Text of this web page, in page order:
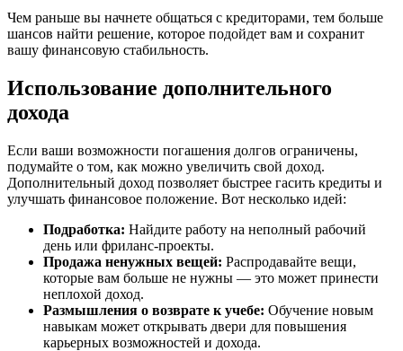
Чем раньше вы начнете общаться с кредиторами, тем больше
шансов найти решение, которое подойдет вам и сохранит
вашу финансовую стабильность.
Использование дополнительного
дохода
Если ваши возможности погашения долгов ограничены,
подумайте о том, как можно увеличить свой доход.
Дополнительный доход позволяет быстрее гасить кредиты и
улучшать финансовое положение. Вот несколько идей:
Подработка: Найдите работу на неполный рабочий
день или фриланс-проекты.
Продажа ненужных вещей: Распродавайте вещи,
которые вам больше не нужны — это может принести
неплохой доход.
Размышления о возврате к учебе: Обучение новым
навыкам может открывать двери для повышения
карьерных возможностей и дохода.